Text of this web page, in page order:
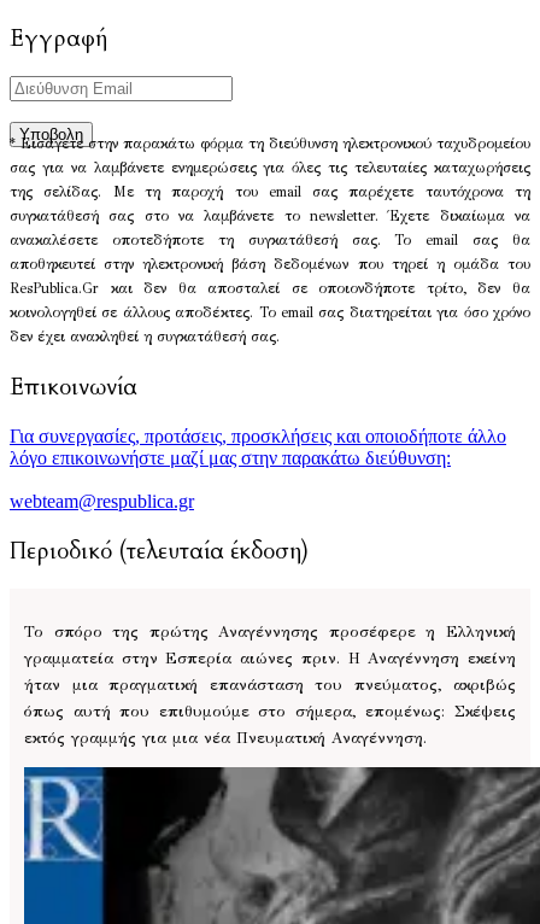
Εγγραφή
* Εισάγετε στην παρακάτω φόρμα τη διεύθυνση ηλεκτρονικού ταχυδρομείου
σας για να λαμβάνετε ενημερώσεις για όλες τις τελευταίες καταχωρήσεις
της σελίδας. Με τη παροχή του email σας παρέχετε ταυτόχρονα τη
συγκατάθεσή σας στο να λαμβάνετε το newsletter. Έχετε δικαίωμα να
ανακαλέσετε οποτεδήποτε τη συγκατάθεσή σας. Το email σας θα
αποθηκευτεί στην ηλεκτρονική βάση δεδομένων που τηρεί η ομάδα του
ResPublica.Gr και δεν θα αποσταλεί σε οποιονδήποτε τρίτο, δεν θα
κοινολογηθεί σε άλλους αποδέκτες. Το email σας διατηρείται για όσο χρόνο
δεν έχει ανακληθεί η συγκατάθεσή σας.
Επικοινωνία
Για συνεργασίες, προτάσεις, προσκλήσεις και οποιοδήποτε άλλο
λόγο επικοινωνήστε μαζί μας στην παρακάτω διεύθυνση:
webteam@respublica.gr
Περιοδικό (τελευταία έκδοση)
Το σπόρο της πρώτης Αναγέννησης προσέφερε η Ελληνική
γραμματεία στην Εσπερία αιώνες πριν. Η Αναγέννηση εκείνη
ήταν μια πραγματική επανάσταση του πνεύματος, ακριβώς
όπως αυτή που επιθυμούμε στο σήμερα, επομένως: Σκέψεις
εκτός γραμμής για μια νέα Πνευματική Αναγέννηση.